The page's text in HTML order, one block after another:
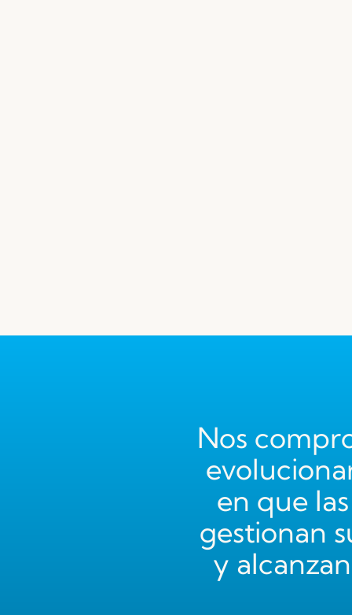
Nos
en que
gestionan
y